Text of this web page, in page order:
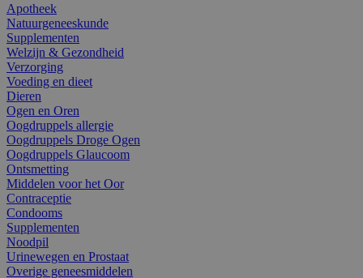
Apotheek
Natuurgeneeskunde
Supplementen
Welzijn & Gezondheid
Verzorging
Voeding en dieet
Dieren
Ogen en Oren
Oogdruppels allergie
Oogdruppels Droge Ogen
Oogdruppels Glaucoom
Ontsmetting
Middelen voor het Oor
Contraceptie
Condooms
Supplementen
Noodpil
Urinewegen en Prostaat
Overige geneesmiddelen